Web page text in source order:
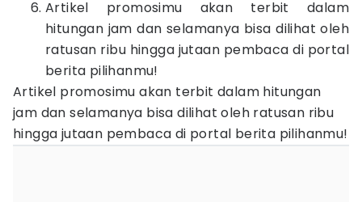
Artikel promosimu akan terbit dalam
hitungan jam dan selamanya bisa dilihat oleh
ratusan ribu hingga jutaan pembaca di portal
berita pilihanmu!
Artikel promosimu akan terbit dalam hitungan
jam dan selamanya bisa dilihat oleh ratusan ribu
hingga jutaan pembaca di portal berita pilihanmu!